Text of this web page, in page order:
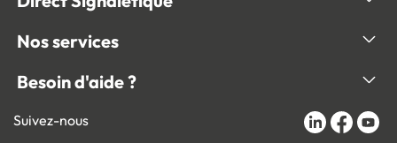
Nos services
Besoin d'aide ?
Suivez-nous